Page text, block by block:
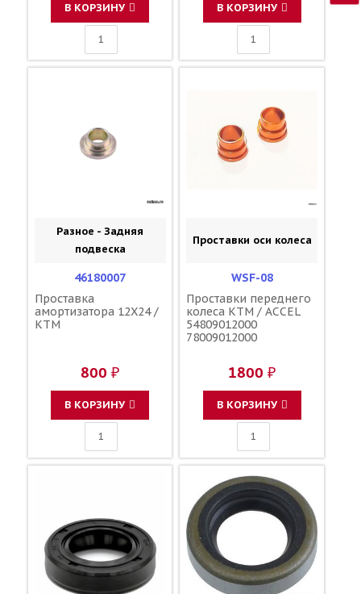
В КОРЗИНУ В КОРЗИНУ
Разное - Задняя
подвеска
46180007
Проставка
амортизатора 12X24 /
KTM
800 ₽
В КОРЗИНУ
Проставки оси колеса
WSF-08
Проставки переднего
колеса KTM / ACCEL
54809012000
78009012000
1800 ₽
В КОРЗИНУ